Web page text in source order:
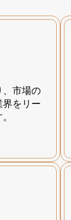
、市場の
界をリー